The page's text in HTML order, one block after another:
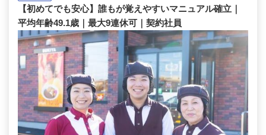
【初めてでも安心】誰もが覚えやすいマニュアル確立｜
平均年齢49.1歳｜最大9連休可｜契約社員